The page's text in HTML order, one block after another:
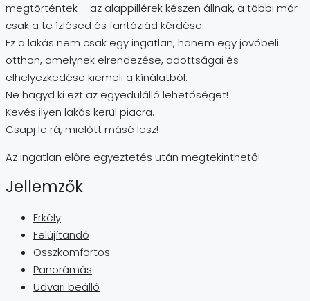
megtörténtek – az alappillérek készen állnak, a többi már
csak a te ízlésed és fantáziád kérdése.
Ez a lakás nem csak egy ingatlan, hanem egy jövőbeli
otthon, amelynek elrendezése, adottságai és
elhelyezkedése kiemeli a kínálatból.
Ne hagyd ki ezt az egyedülálló lehetőséget!
Kevés ilyen lakás kerül piacra.
Csapj le rá, mielőtt másé lesz!
Az ingatlan előre egyeztetés után megtekinthető!
Jellemzők
Erkély
Felújítandó
Összkomfortos
Panorámás
Udvari beálló